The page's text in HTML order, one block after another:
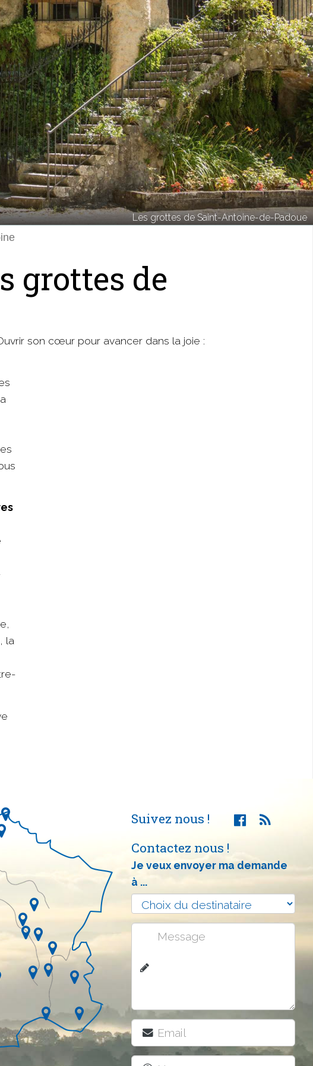
grottes de
son cœur pour avancer dans la joie :
la
Suivez nous !
Contactez nous !
Je veux envoyer ma demande
à ...
Les grottes de Saint-Antoine-de-Padoue